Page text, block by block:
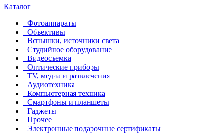
Каталог
Фотоаппараты
Объективы
Вспышки, источники света
Студийное оборудование
Видеосъемка
Оптические приборы
TV, медиа и развлечения
Аудиотехника
Компьютерная техника
Смартфоны и планшеты
Гаджеты
Прочее
Электронные подарочные сертификаты